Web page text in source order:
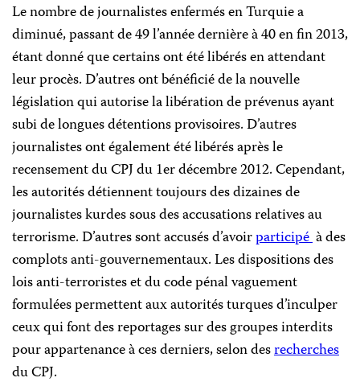
Le nombre de journalistes enfermés en Turquie a
diminué, passant de 49 l’année dernière à 40 en fin 2013,
étant donné que certains ont été libérés en attendant
leur procès. D’autres ont bénéficié de la nouvelle
législation qui autorise la libération de prévenus ayant
subi de longues détentions provisoires. D’autres
journalistes ont également été libérés après le
recensement du CPJ du 1er décembre 2012. Cependant,
les autorités détiennent toujours des dizaines de
journalistes kurdes sous des accusations relatives au
terrorisme. D’autres sont accusés d’avoirparticipéà des
complots anti-gouvernementaux. Les dispositions des
lois anti-terroristes et du code pénal vaguement
formulées permettent aux autorités turques d’inculper
ceux qui font des reportages sur des groupes interdits
pour appartenance à ces derniers, selon desrecherches
du CPJ.